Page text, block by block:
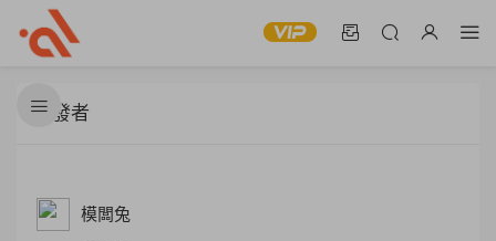
開發者
模闆兔